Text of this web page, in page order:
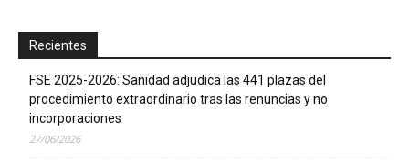
Recientes
FSE 2025-2026: Sanidad adjudica las 441 plazas del
procedimiento extraordinario tras las renuncias y no
incorporaciones
27/06/2026